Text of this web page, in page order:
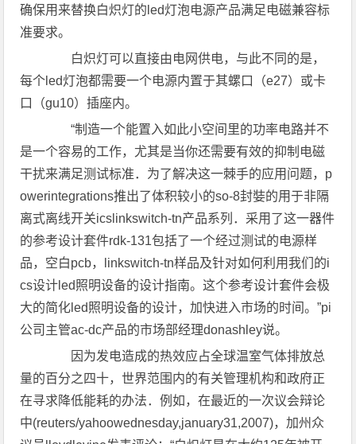
确保用来替换白炽灯的led灯泡电源产品满足电磁兼容标
准要求。
白炽灯可以直接由电网供电，与此不同的是，
每个led灯泡都需要一个电源内置于其螺口（e27）或卡
口（gu10）插座内。
“制造一个能置入如此小空间里的功率电路并不
是一个容易的工作，尤其是当你还需要有效的抑制电磁
干扰来满足测试标准．为了解决这一棘手的应用问题，p
owerintegrations推出了体积较小的so-8封娤的用于非隔
离式离线开关icslinkswitch-tn产品系列．采用了这一器件
的参考设计套件rdk-131包括了一个经过测试的电源样
品，空白pcb，linkswitch-tn样品及针对如何利用我们的i
cs设计led照明设备的设计指南。这个参考设计套件会极
大的简化led照明设备的设计，加快进入市场的时间。”pi
公司主管ac-dc产品的市场部经理donashley说。
因为发电造成的热效应占全球温室气体排放总
量的百分之四十，世界范围内的有关管理机构和政府正
在寻求降低能耗的办法．例如，在最近的一次议会辩论
中(reuters/yahoowednesday,january31,2007)，加州众